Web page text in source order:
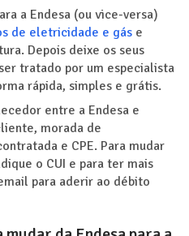
a Endesa (ou vice-versa)
de eletricidade e gás e
Depois deixe os seus
tratado por um especialista
rápida, simples e grátis.
entre a Endesa e
morada de
e CPE. Para mudar
o CUI e para ter mais
para aderir ao débito